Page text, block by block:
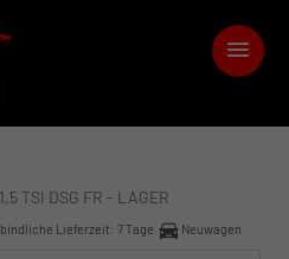
TSI DSG FR - LAGER
Lieferzeit: 7 Tage Neuwagen